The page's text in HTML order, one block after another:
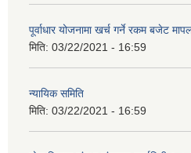
पूर्वाधार योजनामा खर्च गर्ने रकम बजेट
मिति: 03/22/2021 - 16:59
न्यायिक समिति
मिति: 03/22/2021 - 16:59